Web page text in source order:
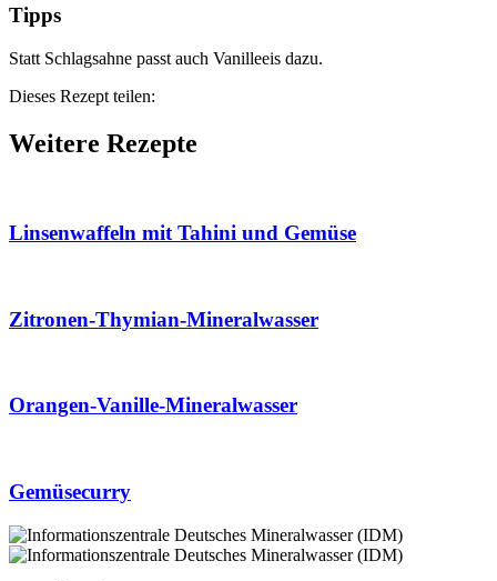
Tipps
Statt Schlagsahne passt auch Vanilleeis dazu.
Dieses Rezept teilen:
Weitere Rezepte
Linsenwaffeln mit Tahini und Gemüse
Zitronen-Thymian-Mineralwasser
Orangen-Vanille-Mineralwasser
Gemüsecurry